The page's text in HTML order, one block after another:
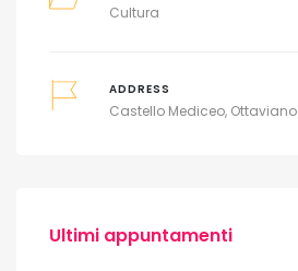
Cultura
ADDRESS
Castello Mediceo, Ottaviano
Ultimi appuntamenti